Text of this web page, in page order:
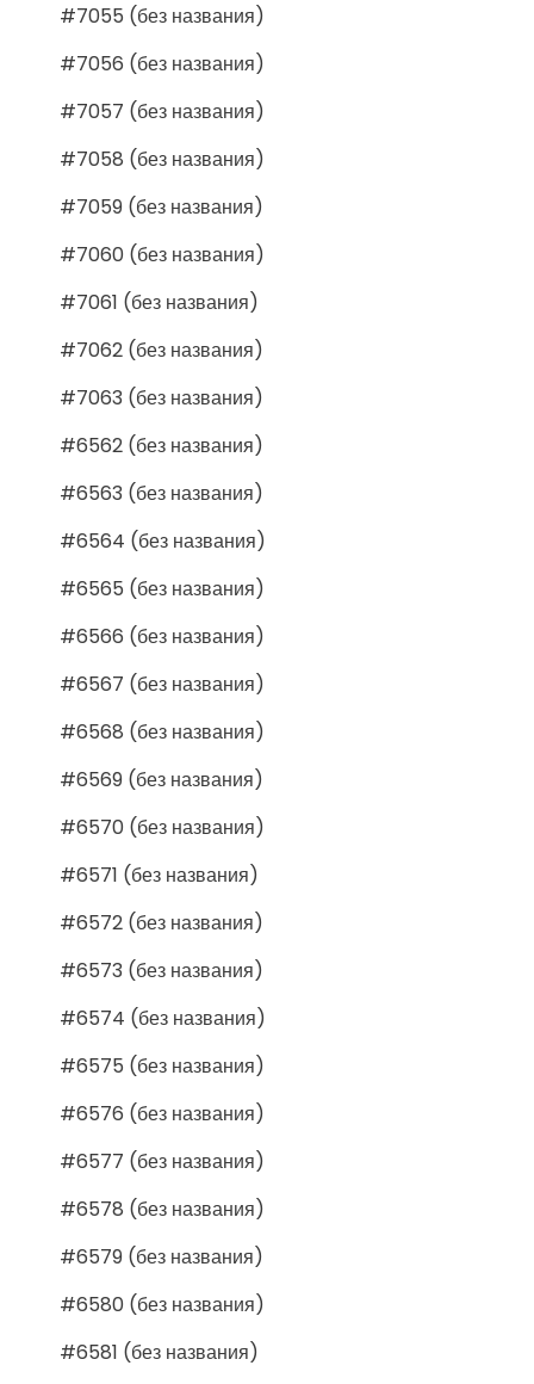
#7055 (без названия)
#7056 (без названия)
#7057 (без названия)
#7058 (без названия)
#7059 (без названия)
#7060 (без названия)
#7061 (без названия)
#7062 (без названия)
#7063 (без названия)
#6562 (без названия)
#6563 (без названия)
#6564 (без названия)
#6565 (без названия)
#6566 (без названия)
#6567 (без названия)
#6568 (без названия)
#6569 (без названия)
#6570 (без названия)
#6571 (без названия)
#6572 (без названия)
#6573 (без названия)
#6574 (без названия)
#6575 (без названия)
#6576 (без названия)
#6577 (без названия)
#6578 (без названия)
#6579 (без названия)
#6580 (без названия)
#6581 (без названия)